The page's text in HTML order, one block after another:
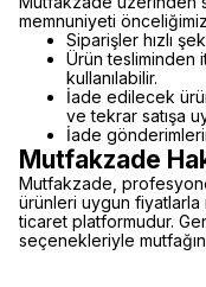
memnuniyeti
Siparişler hızlı
Ürün tesliminden
kullanılabilir.
İade edilecek
ve tekrar satışa
İade
Mutfakzade
Mutfakzade,
ürünleri uygun
ticaret platformudur.
seçenekleriyle